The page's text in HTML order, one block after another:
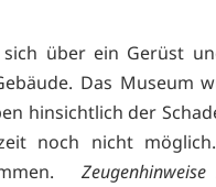
über ein Gerüst
Das Museum
hinsichtlich der
noch nicht